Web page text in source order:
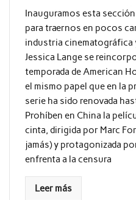
Inauguramos esta
para traernos en pocos
industria cinematográfica
Jessica Lange se
temporada de American
el mismo papel que en la
serie ha sido renovada
Prohíben en China la
cinta, dirigida por Marc
jamás) y protagonizada
enfrenta a la censura
Leer más